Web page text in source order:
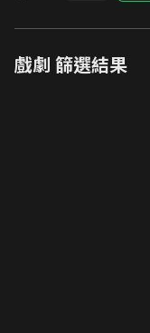
戲劇 篩選結果